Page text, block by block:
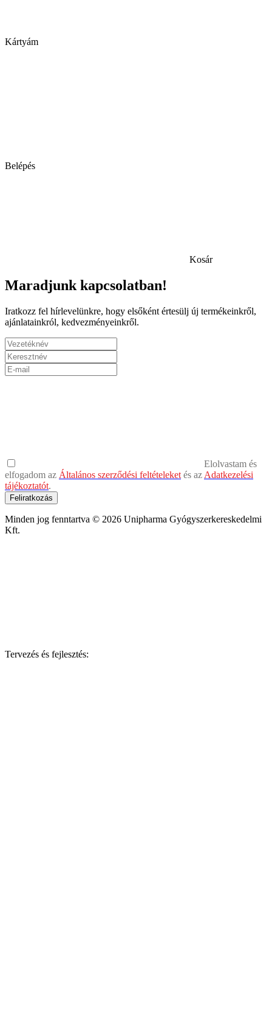
Kártyám
Belépés
Kosár
Maradjunk kapcsolatban!
Iratkozz fel hírlevelünkre, hogy elsőként értesülj új termékeinkről,
ajánlatainkról, kedvezményeinkről.
Elolvastam és
elfogadom az Általános szerződési feltételeket és az Adatkezelési
tájékoztatót.
Feliratkozás
Minden jog fenntartva © 2026 Unipharma Gyógyszerkereskedelmi
Kft.
Tervezés és fejlesztés: